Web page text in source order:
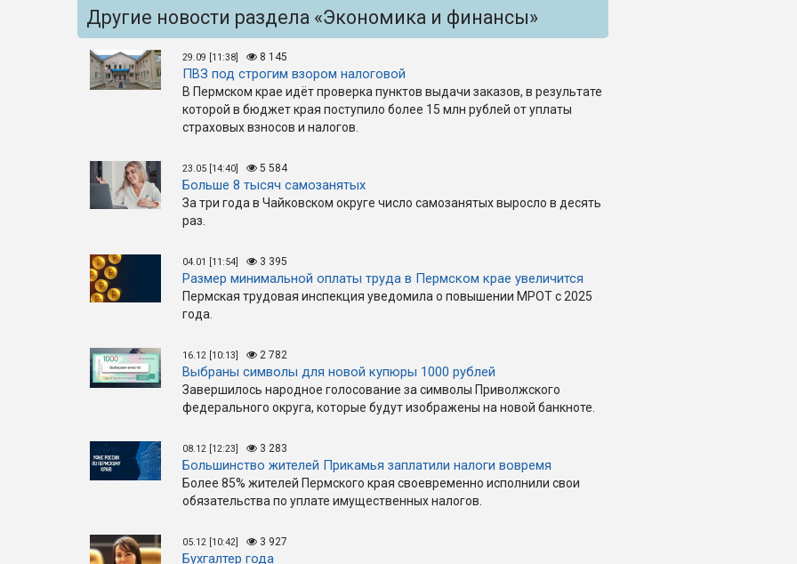
Другие новости раздела «Экономика и финансы»
29.09 [11:38] 8 145
ПВЗ под строгим взором налоговой
В Пермском крае идёт проверка пунктов выдачи заказов, в результате
которой в бюджет края поступило более 15 млн рублей от уплаты
страховых взносов и налогов.
23.05 [14:40] 5 584
Больше 8 тысяч самозанятых
За три года в Чайковском округе число самозанятых выросло в десять
раз.
04.01 [11:54] 3 395
Размер минимальной оплаты труда в Пермском крае увеличится
Пермская трудовая инспекция уведомила о повышении МРОТ с 2025
года.
16.12 [10:13] 2 782
Выбраны символы для новой купюры 1000 рублей
Завершилось народное голосование за символы Приволжского
федерального округа, которые будут изображены на новой банкноте.
08.12 [12:23] 3 283
Большинство жителей Прикамья заплатили налоги вовремя
Более 85% жителей Пермского края своевременно исполнили свои
обязательства по уплате имущественных налогов.
05.12 [10:42] 3 927
Бухгалтер года